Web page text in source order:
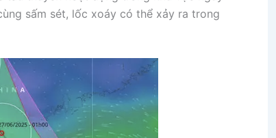
sấm sét, lốc xoáy có thể xảy ra trong